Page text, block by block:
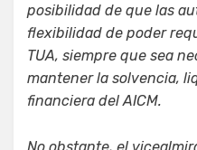
posibilidad de que las
flexibilidad de poder
TUA, siempre que sea
mantener la solvencia,
financiera del AICM.